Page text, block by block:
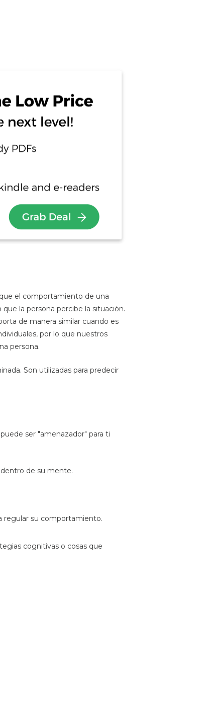
el comportamiento de una
la persona percibe la situación.
de manera similar cuando es
por lo que nuestros
persona.
Son utilizadas para predecir
ser "amenazador" para ti
de su mente.
regular su comportamiento.
cognitivas o cosas que